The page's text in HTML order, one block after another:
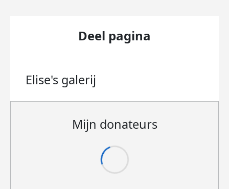
Deel pagina
Elise's galerij
Mijn donateurs